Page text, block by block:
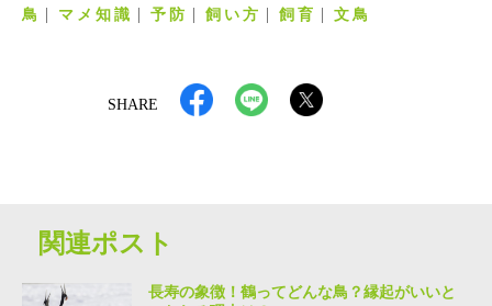
鳥 マメ知識 予防 飼い方 飼育 文鳥
SHARE
関連ポスト
長寿の象徴！鶴ってどんな鳥？縁起がいいと